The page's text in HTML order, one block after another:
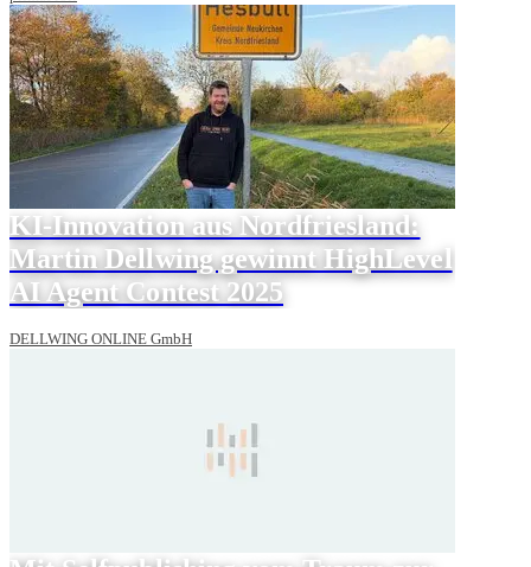
KI-Innovation aus Nordfriesland:
Martin Dellwing gewinnt HighLevel
AI Agent Contest 2025
DELLWING ONLINE GmbH